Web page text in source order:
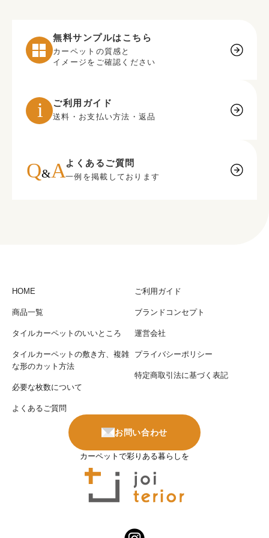
無料サンプルはこちら
カーペットの質感と
イメージをご確認ください
ご利用ガイド
送料・お支払い方法・返品
よくあるご質問
一例を掲載しております
HOME
商品一覧
タイルカーペットのいいところ
タイルカーペットの敷き方、複雑
な形のカット方法
必要な枚数について
よくあるご質問
ご利用ガイド
ブランドコンセプト
運営会社
プライバシーポリシー
特定商取引法に基づく表記
お問い合わせ
カーペットで彩りある暮らしを